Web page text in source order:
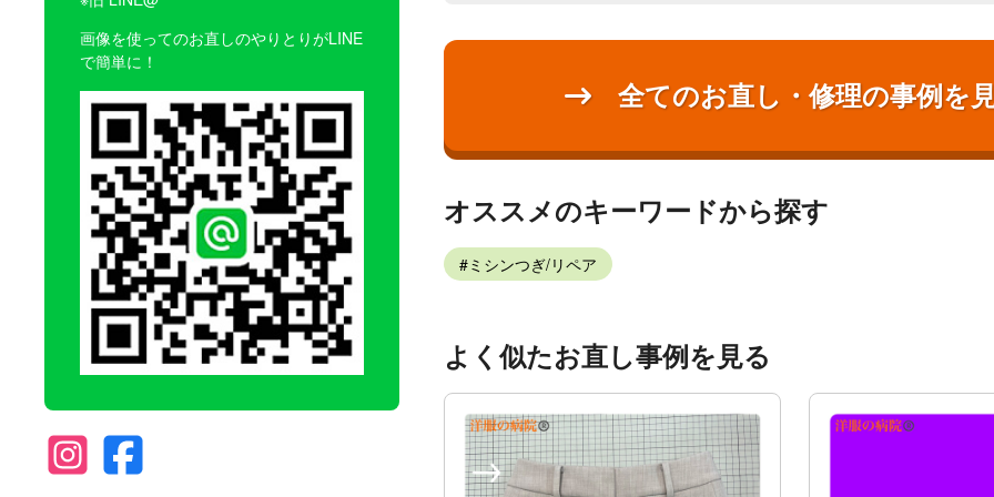
画像を使ってのお直しのやりとりがLINE
で簡単に！
全てのお直し・修理の事例を
オススメのキーワードから探す
ミシンつぎ/リペア
よく似たお直し事例を見る